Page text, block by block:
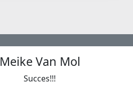
Meike Van Mol
Succes!!!